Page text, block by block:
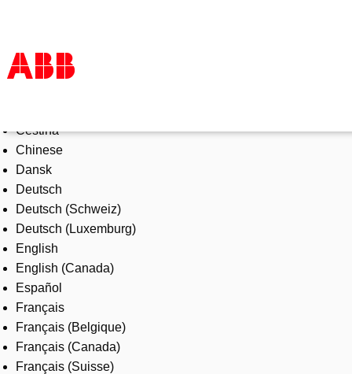
Products & Solutions
Industries
Services
About us
Where to buy
Contact us
Careers
Čeština
Chinese
Dansk
Deutsch
Deutsch (Schweiz)
Deutsch (Luxemburg)
English
English (Canada)
Español
Français
Français (Belgique)
Français (Canada)
Français (Suisse)